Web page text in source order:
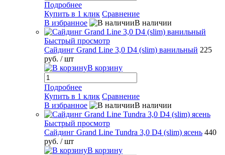
Подробнее
Купить в 1 клик Сравнение
В избранное
В наличии
Быстрый просмотр
Сайдинг Grand Line 3,0 D4 (slim) ванильный 225
руб. / шт
В корзину
Подробнее
Купить в 1 клик Сравнение
В избранное
В наличии
Быстрый просмотр
Сайдинг Grand Line Tundra 3,0 D4 (slim) ясень 440
руб. / шт
В корзину